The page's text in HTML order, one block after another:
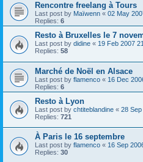
Rencontre freelang à Tours
Last post by Maïwenn « 02 May
Replies: 6
Resto à Bruxelles le 7
Last post by didine « 19 Feb 2007
Replies: 58
Marché de Noël en Alsace
Last post by flamenco « 16 Dec
Replies: 6
Resto à Lyon
Last post by chtiteblandine « 28
Replies: 721
À Paris le 16 septembre
Last post by flamenco « 16 Sep
Replies: 30